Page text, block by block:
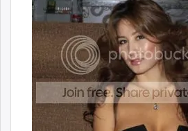
ikon.mn
Eguur.mn
24tsag.mn
eagle.mn